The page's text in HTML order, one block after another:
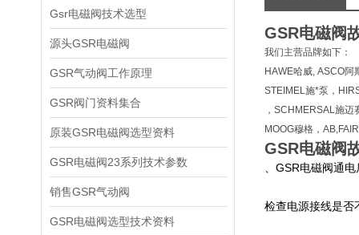
Gsr电磁阀技术选型
源头GSR电磁阀
GSR气动阀工作原理
GSR阀门资料集合
原装GSR电磁阀选型资料
GSR电磁阀23系列技术参数
销售GSR气动阀
GSR电磁阀选型技术资料
GSR电磁阀
我们主营品牌如下：
HAWE哈威, ASCO
STEIMEL施*泵，
，SCHMERSAL施
MOOG穆格，
GSR电磁阀
、GSR电磁阀通
检查电源接线是